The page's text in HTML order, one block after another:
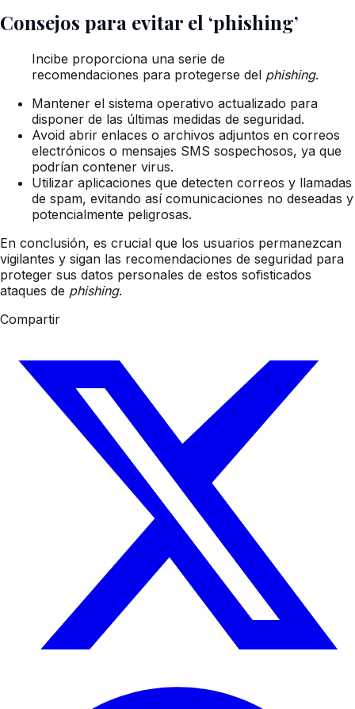
Consejos para evitar el ‘phishing’
Incibe proporciona una serie de
recomendaciones para protegerse del phishing.
Mantener el sistema operativo actualizado para
disponer de las últimas medidas de seguridad.
Avoid abrir enlaces o archivos adjuntos en correos
electrónicos o mensajes SMS sospechosos, ya que
podrían contener virus.
Utilizar aplicaciones que detecten correos y llamadas
de spam, evitando así comunicaciones no deseadas y
potencialmente peligrosas.
En conclusión, es crucial que los usuarios permanezcan
vigilantes y sigan las recomendaciones de seguridad para
proteger sus datos personales de estos sofisticados
ataques de phishing.
Compartir